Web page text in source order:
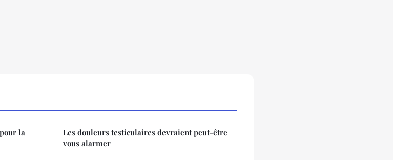
la
Les douleurs testiculaires devraient peut-être
vous alarmer